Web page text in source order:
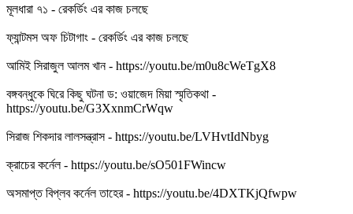
মূলধারা ৭১ - রেকর্ডিং এর কাজ চলছে
ফ্যান্টমস অফ চিটাগাং - রেকর্ডিং এর কাজ চলছে
আমিই সিরাজুল আলম খান - https://youtu.be/m0u8cWeTgX8
বঙ্গবন্ধুকে ঘিরে কিছু ঘটনা ড: ওয়াজেদ মিয়া স্মৃতিকথা -
https://youtu.be/G3XxnmCrWqw
সিরাজ শিকদার লালসন্ত্রাস - https://youtu.be/LVHvtIdNbyg
ক্রাচের কর্নেল - https://youtu.be/sO501FWincw
অসমাপ্ত বিপ্লব কর্নেল তাহের - https://youtu.be/4DXTKjQfwpw